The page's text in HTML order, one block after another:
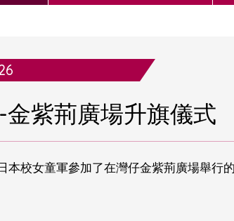
紫荊廣場升旗儀式
本校女童軍參加了在灣仔金紫荊廣場舉